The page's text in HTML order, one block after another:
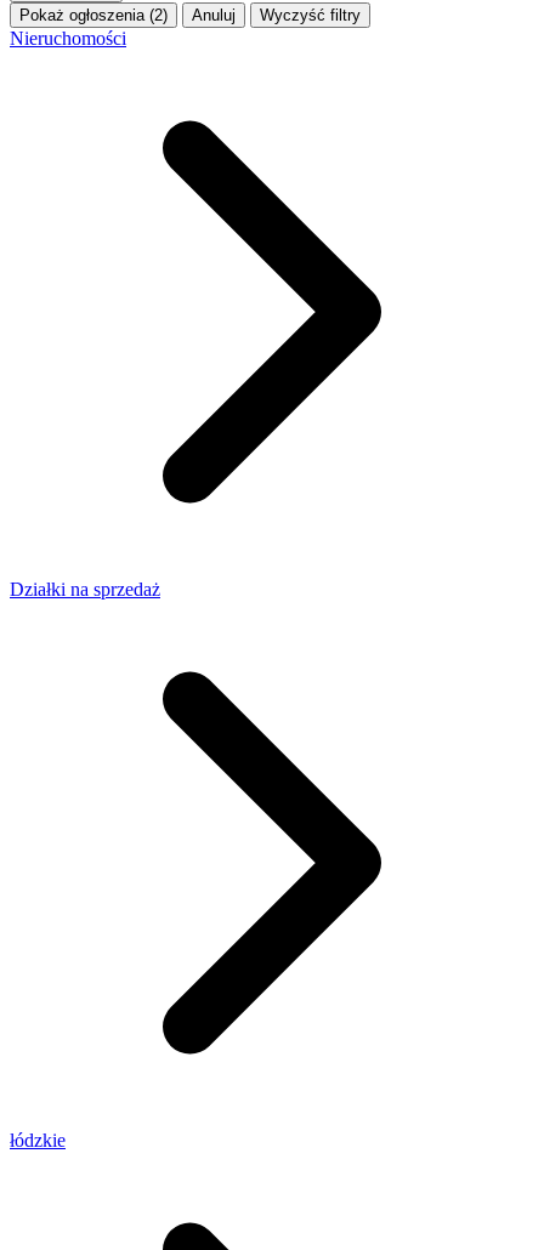
Pokaż ogłoszenia (2)
Anuluj Wyczyść filtry
Nieruchomości
Działki na sprzedaż
łódzkie